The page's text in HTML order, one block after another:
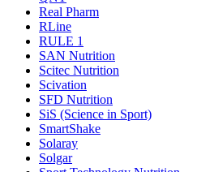
Real Pharm
RLine
RULE 1
SAN Nutrition
Scitec Nutrition
Scivation
SFD Nutrition
SiS (Science in Sport)
SmartShake
Solaray
Solgar